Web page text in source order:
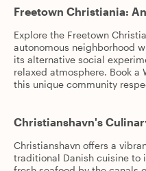
Freetown Christiania:
Explore the Freetown
autonomous neighborhood
its alternative social
relaxed atmosphere. Book
this unique community
Christianshavn's
Christianshavn offers a
traditional Danish cuisine to